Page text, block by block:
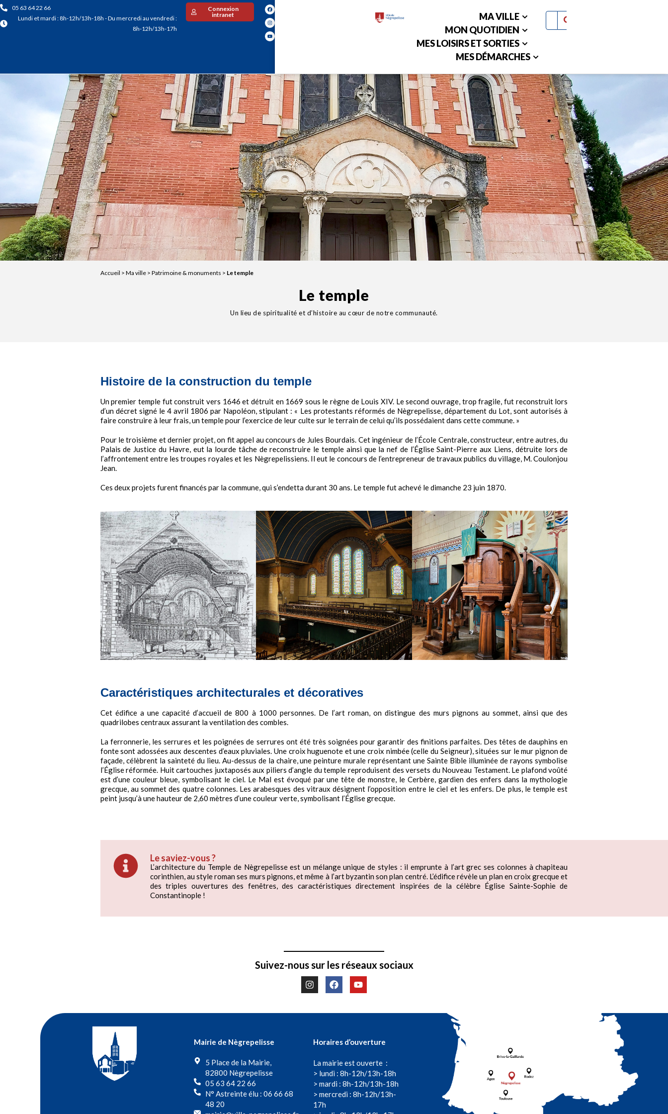
05 63 64 22 66
Lundi et mardi : 8h-12h/13h-18h - Du mercredi au vendredi :
8h-12h/13h-17h
Connexion
intranet
MA VILLE
MON QUOTIDIEN
MES LOISIRS ET SORTIES
MES DÉMARCHES
Accueil > Ma ville> Patrimoine & monuments > Le temple
Le temple
Un lieu de spiritualité et d’histoire au cœur de notre communauté.
Histoire de la construction du temple
Un premier temple fut construit vers 1646 et détruit en 1669 sous le règne de Louis XIV. Le second ouvrage, trop fragile, fut reconstruit lors
d’un décret signé le 4 avril 1806 par Napoléon, stipulant : « Les protestants réformés de Nègrepelisse, département du Lot, sont autorisés à
faire construire à leur frais, un temple pour l’exercice de leur culte sur le terrain de celui qu’ils possédaient dans cette commune. »
Pour le troisième et dernier projet, on fit appel au concours de Jules Bourdais. Cet ingénieur de l’École Centrale, constructeur, entre autres, du
Palais de Justice du Havre, eut la lourde tâche de reconstruire le temple ainsi que la nef de l’Église Saint-Pierre aux Liens, détruite lors de
l’affrontement entre les troupes royales et les Nègrepelissiens. Il eut le concours de l’entrepreneur de travaux publics du village, M. Coulonjou
Jean.
Ces deux projets furent financés par la commune, qui s’endetta durant 30 ans. Le temple fut achevé le dimanche 23 juin 1870.
Caractéristiques architecturales et décoratives
Cet édifice a une capacité d’accueil de 800 à 1000 personnes. De l’art roman, on distingue des murs pignons au sommet, ainsi que des
quadrilobes centraux assurant la ventilation des combles.
La ferronnerie, les serrures et les poignées de serrures ont été très soignées pour garantir des finitions parfaites. Des têtes de dauphins en
fonte sont adossées aux descentes d’eaux pluviales. Une croix huguenote et une croix nimbée (celle du Seigneur), situées sur le mur pignon de
façade, célèbrent la sainteté du lieu. Au-dessus de la chaire, une peinture murale représentant une Sainte Bible illuminée de rayons symbolise
l’Église réformée. Huit cartouches juxtaposés aux piliers d’angle du temple reproduisent des versets du Nouveau Testament. Le plafond voûté
est d’une couleur bleue, symbolisant le ciel. Le Mal est évoqué par une tête de monstre, le Cerbère, gardien des enfers dans la mythologie
grecque, au sommet des quatre colonnes. Les arabesques des vitraux désignent l’opposition entre le ciel et les enfers. De plus, le temple est
peint jusqu’à une hauteur de 2,60 mètres d’une couleur verte, symbolisant l’Église grecque.
Le saviez-vous ?
L’architecture du Temple de Nègrepelisse est un mélange unique de styles : il emprunte à l’art grec ses colonnes à chapiteau
corinthien, au style roman ses murs pignons, et même à l’art byzantin son plan centré. L’édifice révèle un plan en croix grecque et
des triples ouvertures des fenêtres, des caractéristiques directement inspirées de la célèbre Église Sainte-Sophie de
Constantinople !
Suivez-nous sur les réseaux sociaux
Mairie de Nègrepelisse
5 Place de la Mairie,
82800 Nègrepelisse
05 63 64 22 66
N° Astreinte élu : 06 66 68
48 20
Horaires d’ouverture
La mairie est ouverte :
> lundi : 8h-12h/13h-18h
> mardi : 8h-12h/13h-18h
> mercredi : 8h-12h/13h-
17h